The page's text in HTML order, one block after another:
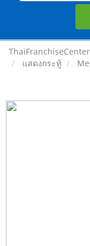
แสดงกระทู้